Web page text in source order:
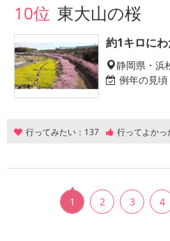
10位 東大山の桜
約1キロに
静岡県・浜
例年の見頃
行ってみたい： 137 行ってよかっ
1 2 3 4